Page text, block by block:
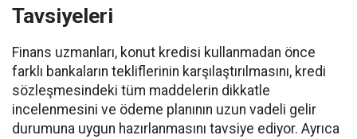
Tavsiyeleri
Finans uzmanları, konut kredisi kullanmadan önce
farklı bankaların tekliflerinin karşılaştırılmasını, kredi
sözleşmesindeki tüm maddelerin dikkatle
incelenmesini ve ödeme planının uzun vadeli gelir
durumuna uygun hazırlanmasını tavsiye ediyor. Ayrıca